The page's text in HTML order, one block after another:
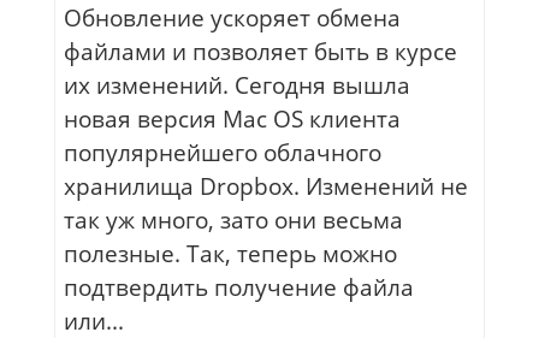
Обновление ускоряет обмена
файлами и позволяет быть в курсе
их изменений. Сегодня вышла
новая версия Mac OS клиента
популярнейшего облачного
хранилища Dropbox. Изменений не
так уж много, зато они весьма
полезные. Так, теперь можно
подтвердить получение файла
или...